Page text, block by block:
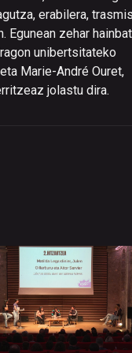
erabilera,
Egunean zehar hainbat
unibertsitateko
Marie-André Ouret,
jolastu dira.